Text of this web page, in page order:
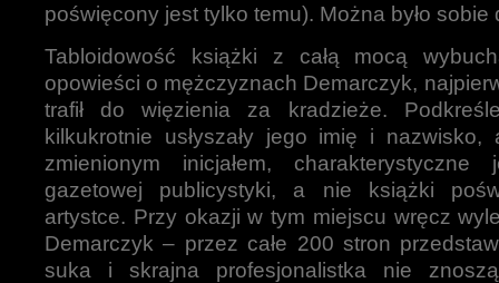
poświęcony jest tylko temu). Można było sobie
Tabloidowość książki z całą mocą
opowieści o mężczyznach Demarczyk,
trafił do więzienia za kradzieże.
kilkukrotnie usłyszały jego imię i
zmienionym inicjałem,
gazetowej publicystyki, a nie książki
artystce. Przy okazji w tym miejscu wręcz
Demarczyk – przez całe 200 stron
suka i skrajna profesjonalistka nie